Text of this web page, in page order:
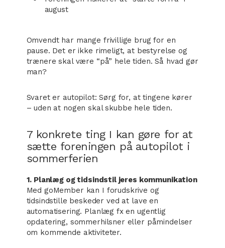
august
Omvendt har mange frivillige brug for en
pause. Det er ikke rimeligt, at bestyrelse og
trænere skal være “på” hele tiden. Så hvad gør
man?
Svaret er autopilot: Sørg for, at tingene kører
– uden at nogen skal skubbe hele tiden.
7 konkrete ting I kan gøre for at
sætte foreningen på autopilot i
sommerferien
1. Planlæg og tidsindstil jeres kommunikation
Med goMember kan I forudskrive og
tidsindstille beskeder ved at lave en
automatisering. Planlæg fx en ugentlig
opdatering, sommerhilsner eller påmindelser
om kommende aktiviteter.